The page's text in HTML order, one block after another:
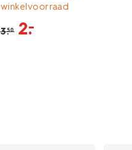
winkelvoorraad
3.50 2.
–